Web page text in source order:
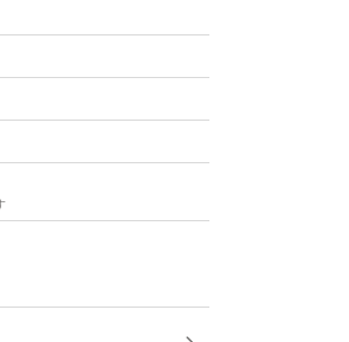
す。
の袋詰めでもナッツ
・ご了承下さい。
合があります。ご理